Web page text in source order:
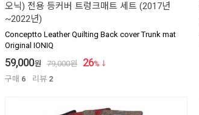
오닉) 전용 등커버 트렁크매트 세트 (2017년
~2022년)
Conceptto Leather Quilting Back cover Trunk mat
Original IONIQ
59,000원 79,000원 26%
구매 6 리뷰 2